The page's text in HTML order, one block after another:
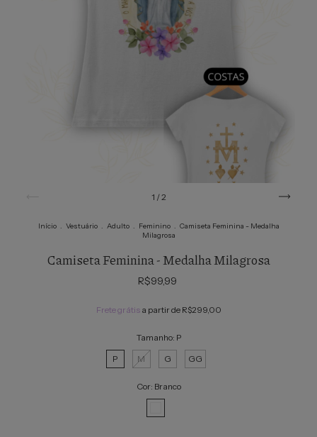
1 /2
Início . Vestuário . Adulto . Feminino . Camiseta Feminina - Medalha
Milagrosa
Camiseta Feminina - Medalha Milagrosa
R$99,99
Frete grátis a partir de R$299,00
Tamanho: P
P
M G GG
Cor: Branco